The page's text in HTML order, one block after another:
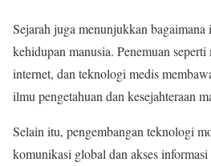
Sejarah juga menunjukkan bagaimana
kehidupan manusia. Penemuan
internet, dan teknologi medis
ilmu pengetahuan dan kesejahteraan
Selain itu, pengembangan teknologi
komunikasi global dan akses